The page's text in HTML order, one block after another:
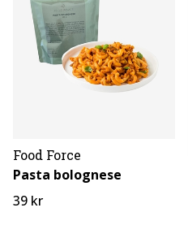
Food Force
Pasta bolognese
39 kr